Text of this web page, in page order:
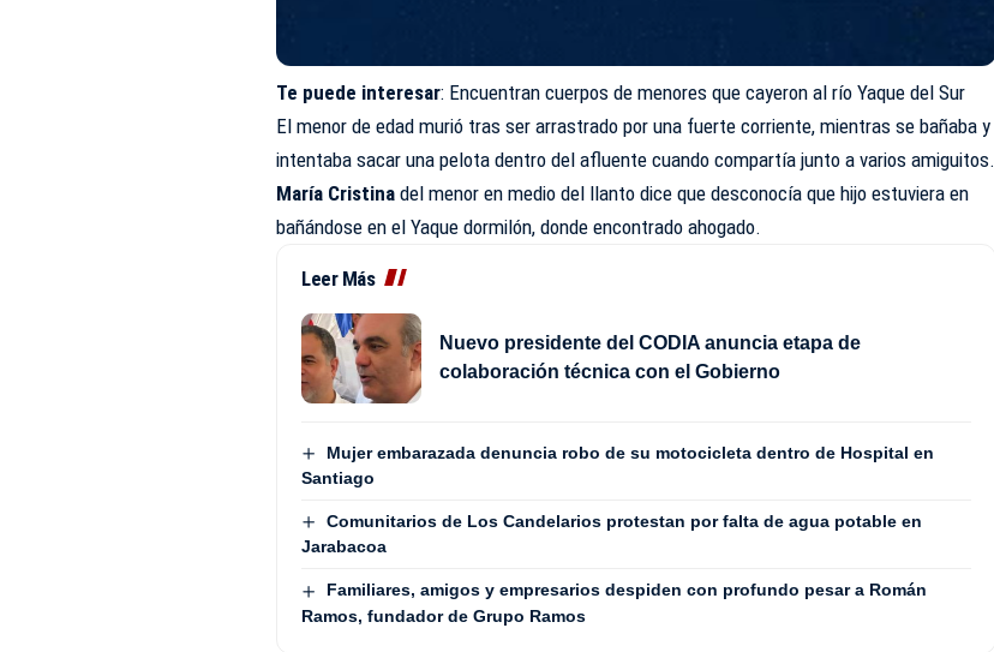
Te puede interesar: Encuentran cuerpos de menores que cayeron al río Yaque del Sur
El menor de edad murió tras ser arrastrado por una fuerte corriente, mientras se bañaba y
intentaba sacar una pelota dentro del afluente cuando compartía junto a varios amiguitos.
María Cristina del menor en medio del llanto dice que desconocía que hijo estuviera en
bañándose en el Yaque dormilón, donde encontrado ahogado.
Leer Más
Nuevo presidente del CODIA anuncia etapa de
colaboración técnica con el Gobierno
Mujer embarazada denuncia robo de su motocicleta dentro de Hospital en
Santiago
Comunitarios de Los Candelarios protestan por falta de agua potable en
Jarabacoa
Familiares, amigos y empresarios despiden con profundo pesar a Román
Ramos, fundador de Grupo Ramos